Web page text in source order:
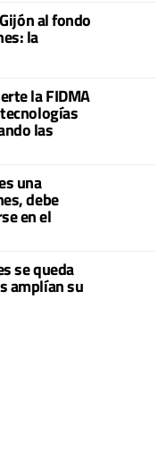
al fondo
la
la FIDMA
las
una
debe
en el
se queda
amplían su